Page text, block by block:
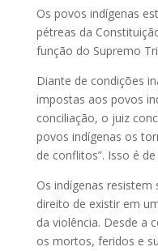
Os povos indígenas
pétreas da
função do Supremo
Diante de condições
impostas aos povos
conciliação, o juiz
povos indígenas os
de conflitos”. Isso é
Os indígenas
direito de existir em
da violência. Desde a
os mortos, feridos e